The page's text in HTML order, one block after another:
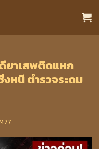
ยาเสพติดแหก
หนี ตำรวจระดม